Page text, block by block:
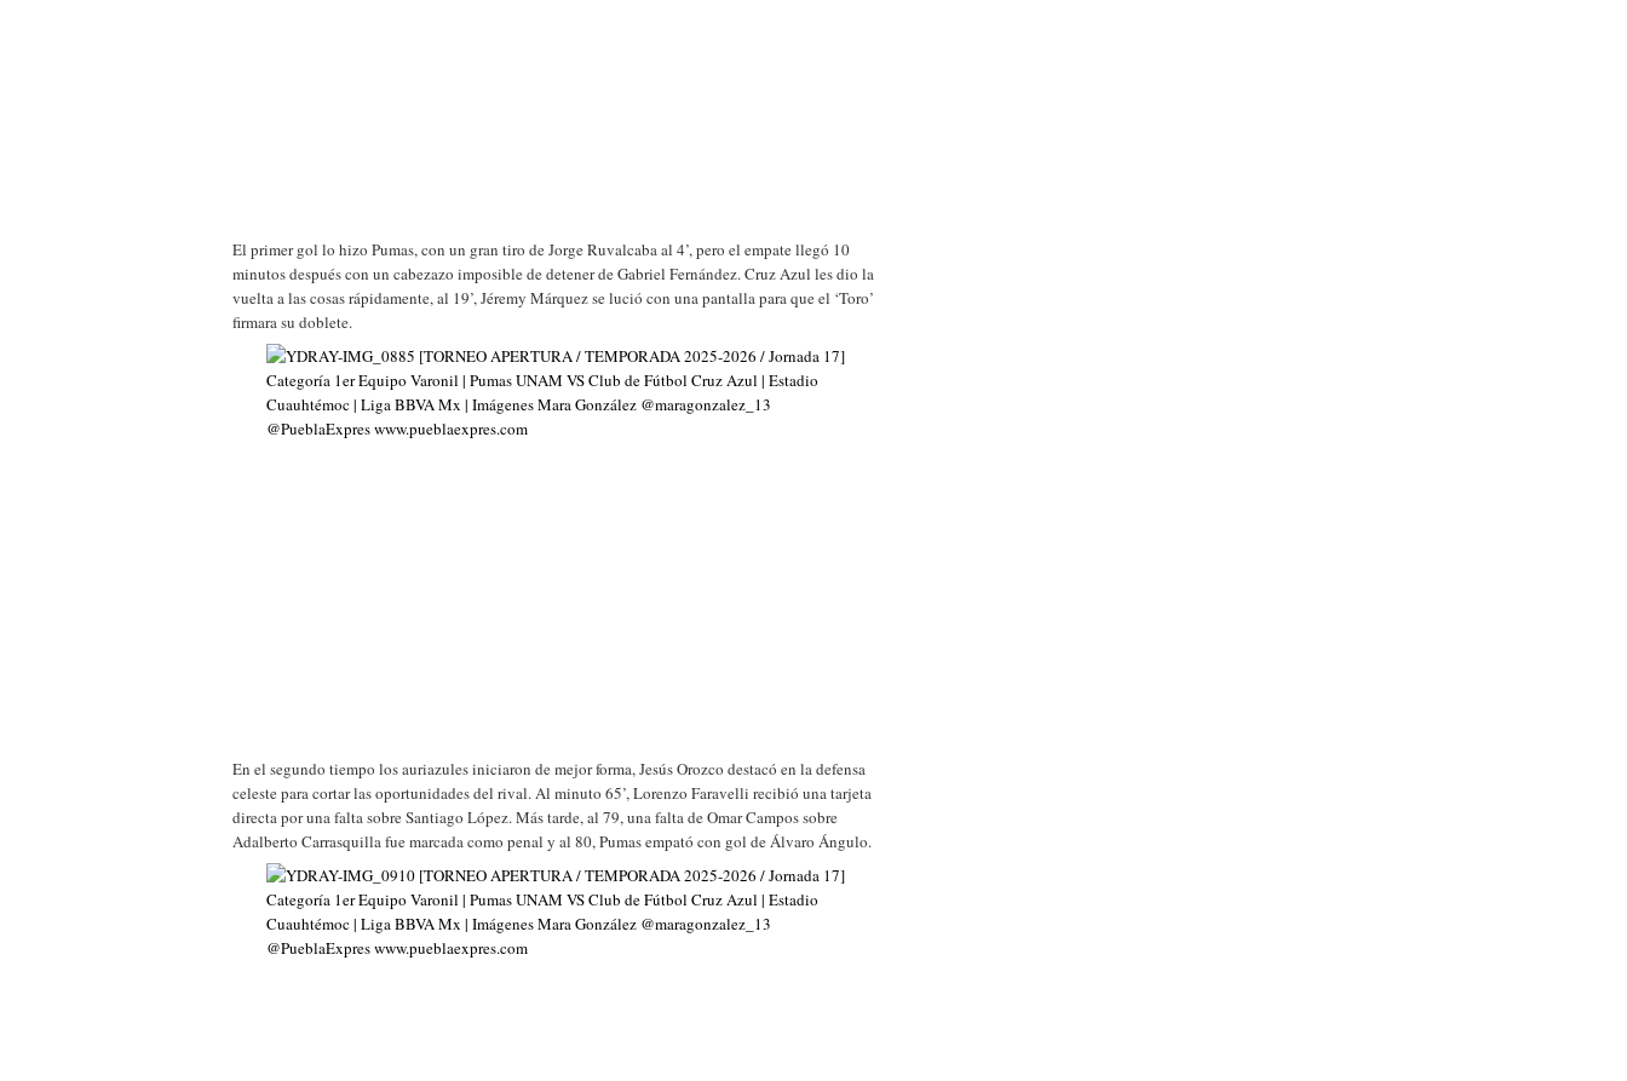
El primer gol lo hizo Pumas, con un gran tiro de Jorge Ruvalcaba al 4’, pero el empate llegó 10
minutos después con un cabezazo imposible de detener de Gabriel Fernández. Cruz Azul les dio la
vuelta a las cosas rápidamente, al 19’, Jéremy Márquez se lució con una pantalla para que el ‘Toro’
firmara su doblete.
En el segundo tiempo los auriazules iniciaron de mejor forma, Jesús Orozco destacó en la defensa
celeste para cortar las oportunidades del rival. Al minuto 65’, Lorenzo Faravelli recibió una tarjeta
directa por una falta sobre Santiago López. Más tarde, al 79, una falta de Omar Campos sobre
Adalberto Carrasquilla fue marcada como penal y al 80, Pumas empató con gol de Álvaro Ángulo.